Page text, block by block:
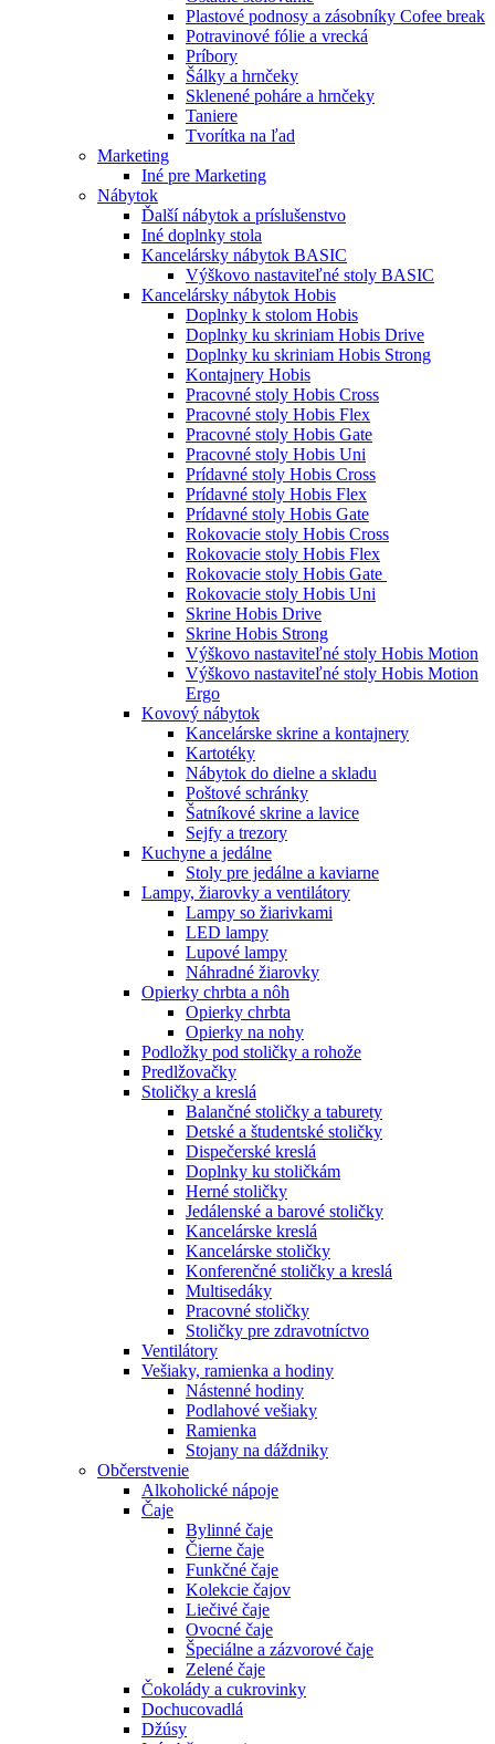
Plastové podnosy a zásobníky Cofee break
Potravinové fólie a vrecká
Príbory
Šálky a hrnčeky
Sklenené poháre a hrnčeky
Taniere
Tvorítka na ľad
Marketing
Iné pre Marketing
Nábytok
Ďalší nábytok a príslušenstvo
Iné doplnky stola
Kancelársky nábytok BASIC
Výškovo nastaviteľné stoly BASIC
Kancelársky nábytok Hobis
Doplnky k stolom Hobis
Doplnky ku skriniam Hobis Drive
Doplnky ku skriniam Hobis Strong
Kontajnery Hobis
Pracovné stoly Hobis Cross
Pracovné stoly Hobis Flex
Pracovné stoly Hobis Gate
Pracovné stoly Hobis Uni
Prídavné stoly Hobis Cross
Prídavné stoly Hobis Flex
Prídavné stoly Hobis Gate
Rokovacie stoly Hobis Cross
Rokovacie stoly Hobis Flex
Rokovacie stoly Hobis Gate
Rokovacie stoly Hobis Uni
Skrine Hobis Drive
Skrine Hobis Strong
Výškovo nastaviteľné stoly Hobis Motion
Výškovo nastaviteľné stoly Hobis Motion
Ergo
Kovový nábytok
Kancelárske skrine a kontajnery
Kartotéky
Nábytok do dielne a skladu
Poštové schránky
Šatníkové skrine a lavice
Sejfy a trezory
Kuchyne a jedálne
Stoly pre jedálne a kaviarne
Lampy, žiarovky a ventilátory
Lampy so žiarivkami
LED lampy
Lupové lampy
Náhradné žiarovky
Opierky chrbta a nôh
Opierky chrbta
Opierky na nohy
Podložky pod stoličky a rohože
Predlžovačky
Stoličky a kreslá
Balančné stoličky a taburety
Detské a študentské stoličky
Dispečerské kreslá
Doplnky ku stoličkám
Herné stoličky
Jedálenské a barové stoličky
Kancelárske kreslá
Kancelárske stoličky
Konferenčné stoličky a kreslá
Multisedáky
Pracovné stoličky
Stoličky pre zdravotníctvo
Ventilátory
Vešiaky, ramienka a hodiny
Nástenné hodiny
Podlahové vešiaky
Ramienka
Stojany na dáždniky
Občerstvenie
Alkoholické nápoje
Čaje
Bylinné čaje
Čierne čaje
Funkčné čaje
Kolekcie čajov
Liečivé čaje
Ovocné čaje
Špeciálne a zázvorové čaje
Zelené čaje
Čokolády a cukrovinky
Dochucovadlá
Džúsy